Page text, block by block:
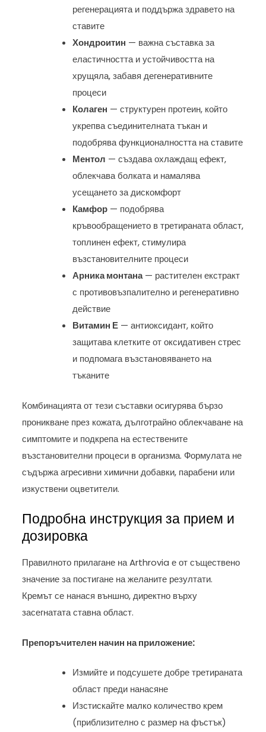
регенерацията и поддържа здравето на
ставите
Хондроитин — важна съставка за
еластичността и устойчивостта на
хрущяла, забавя дегенеративните
процеси
Колаген — структурен протеин, който
укрепва съединителната тъкан и
подобрява функционалността на ставите
Ментол — създава охлаждащ ефект,
облекчава болката и намалява
усещането за дискомфорт
Камфор — подобрява
кръвообращението в третираната област,
топлинен ефект, стимулира
възстановителните процеси
Арника монтана— растителен екстракт
с противовъзпалително и регенеративно
действие
Витамин Е — антиоксидант, който
защитава клетките от оксидативен стрес
и подпомага възстановяването на
тъканите
Комбинацията от тези съставки осигурява бързо
проникване през кожата, дълготрайно облекчаване на
симптомите и подкрепа на естествените
възстановителни процеси в организма. Формулата не
съдържа агресивни химични добавки, парабени или
изкуствени оцветители.
Подробна инструкция за прием и
дозировка
Правилното прилагане на Arthrovia е от съществено
значение за постигане на желаните резултати.
Кремът се нанася външно, директно върху
засегнатата ставна област.
Препоръчителен начин на приложение:
Измийте и подсушете добре третираната
област преди нанасяне
Изстискайте малко количество крем
(приблизително с размер на фъстък)